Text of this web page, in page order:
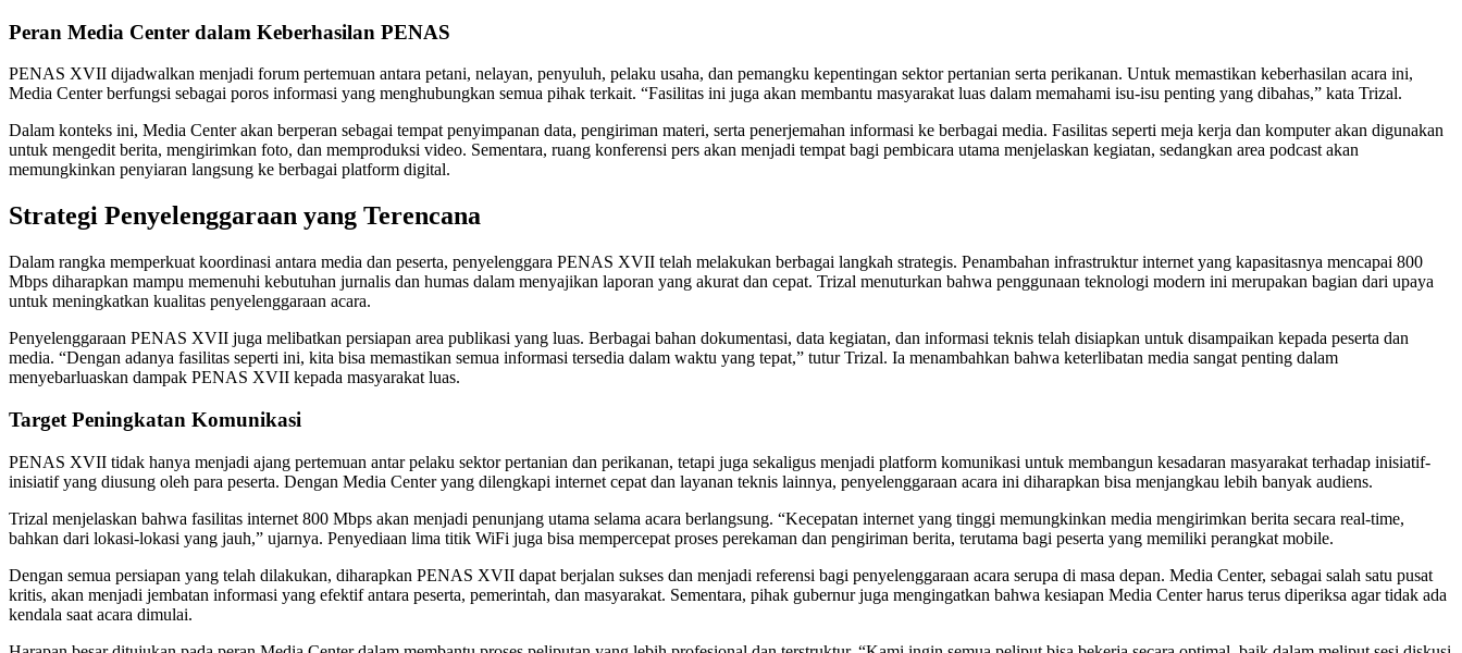
Peran Media Center dalam Keberhasilan PENAS
PENAS XVII dijadwalkan menjadi forum pertemuan antara petani, nelayan, penyuluh, pelaku usaha, dan pemangku kepentingan sektor pertanian serta perikanan. Untuk memastikan keberhasilan acara ini,
Media Center berfungsi sebagai poros informasi yang menghubungkan semua pihak terkait. “Fasilitas ini juga akan membantu masyarakat luas dalam memahami isu-isu penting yang dibahas,” kata Trizal.
Dalam konteks ini, Media Center akan berperan sebagai tempat penyimpanan data, pengiriman materi, serta penerjemahan informasi ke berbagai media. Fasilitas seperti meja kerja dan komputer akan digunakan
untuk mengedit berita, mengirimkan foto, dan memproduksi video. Sementara, ruang konferensi pers akan menjadi tempat bagi pembicara utama menjelaskan kegiatan, sedangkan area podcast akan
memungkinkan penyiaran langsung ke berbagai platform digital.
Strategi Penyelenggaraan yang Terencana
Dalam rangka memperkuat koordinasi antara media dan peserta, penyelenggara PENAS XVII telah melakukan berbagai langkah strategis. Penambahan infrastruktur internet yang kapasitasnya mencapai 800
Mbps diharapkan mampu memenuhi kebutuhan jurnalis dan humas dalam menyajikan laporan yang akurat dan cepat. Trizal menuturkan bahwa penggunaan teknologi modern ini merupakan bagian dari upaya
untuk meningkatkan kualitas penyelenggaraan acara.
Penyelenggaraan PENAS XVII juga melibatkan persiapan area publikasi yang luas. Berbagai bahan dokumentasi, data kegiatan, dan informasi teknis telah disiapkan untuk disampaikan kepada peserta dan
media. “Dengan adanya fasilitas seperti ini, kita bisa memastikan semua informasi tersedia dalam waktu yang tepat,” tutur Trizal. Ia menambahkan bahwa keterlibatan media sangat penting dalam
menyebarluaskan dampak PENAS XVII kepada masyarakat luas.
Target Peningkatan Komunikasi
PENAS XVII tidak hanya menjadi ajang pertemuan antar pelaku sektor pertanian dan perikanan, tetapi juga sekaligus menjadi platform komunikasi untuk membangun kesadaran masyarakat terhadap inisiatif-
inisiatif yang diusung oleh para peserta. Dengan Media Center yang dilengkapi internet cepat dan layanan teknis lainnya, penyelenggaraan acara ini diharapkan bisa menjangkau lebih banyak audiens.
Trizal menjelaskan bahwa fasilitas internet 800 Mbps akan menjadi penunjang utama selama acara berlangsung. “Kecepatan internet yang tinggi memungkinkan media mengirimkan berita secara real-time,
bahkan dari lokasi-lokasi yang jauh,” ujarnya. Penyediaan lima titik WiFi juga bisa mempercepat proses perekaman dan pengiriman berita, terutama bagi peserta yang memiliki perangkat mobile.
Dengan semua persiapan yang telah dilakukan, diharapkan PENAS XVII dapat berjalan sukses dan menjadi referensi bagi penyelenggaraan acara serupa di masa depan. Media Center, sebagai salah satu pusat
kritis, akan menjadi jembatan informasi yang efektif antara peserta, pemerintah, dan masyarakat. Sementara, pihak gubernur juga mengingatkan bahwa kesiapan Media Center harus terus diperiksa agar tidak ada
kendala saat acara dimulai.